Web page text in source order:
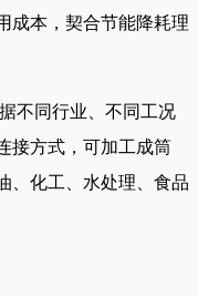
成本，契合节能降耗理
不同行业、不同工况
接方式，可加工成筒
、化工、水处理、食品